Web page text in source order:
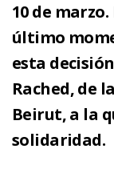
10 de
último
esta
Rached, de
Beirut, a la
solidaridad.